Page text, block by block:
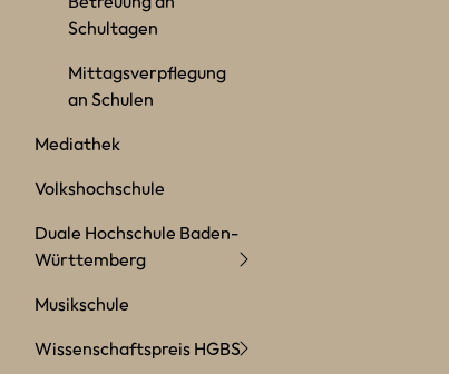
Schultagen
Mittagsverpflegung
an Schulen
Mediathek
Volkshochschule
Duale Hochschule Baden-
Württemberg
Musikschule
Wissenschaftspreis HGBS